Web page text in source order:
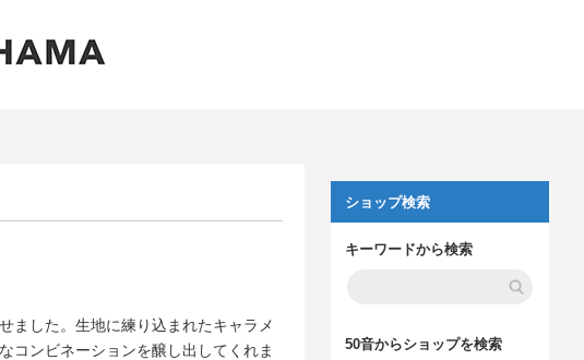
ました。生地に練り込まれたキャラメ
コンビネーションを醸し出してくれま
ショップ検索
キーワードから検索
50音からショップを検索